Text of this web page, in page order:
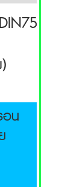
น